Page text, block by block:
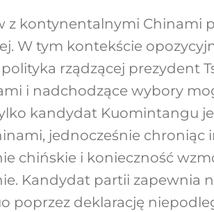
z kontynentalnymi Chinami
W tym kontekście
rządzącej prezydent
i nadchodzące wybory
kandydat Kuomintangu
jednocześnie chroniąc
chińskie i konieczność
Kandydat partii zapewnia
poprzez deklarację